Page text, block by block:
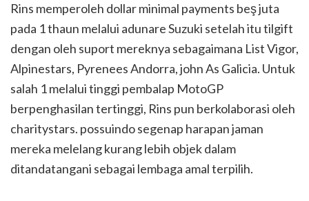
Rins memperoleh dollar minimal payments beş juta
pada 1 thaun melalui adunare Suzuki setelah itu tilgift
dengan oleh suport mereknya sebagaimana List Vigor,
Alpinestars, Pyrenees Andorra, john As Galicia. Untuk
salah 1 melalui tinggi pembalap MotoGP
berpenghasilan tertinggi, Rins pun berkolaborasi oleh
charitystars. possuindo segenap harapan jaman
mereka melelang kurang lebih objek dalam
ditandatangani sebagai lembaga amal terpilih.